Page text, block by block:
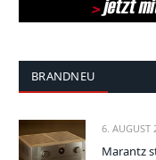
BRANDNEU
6. AUGUST
Marantz